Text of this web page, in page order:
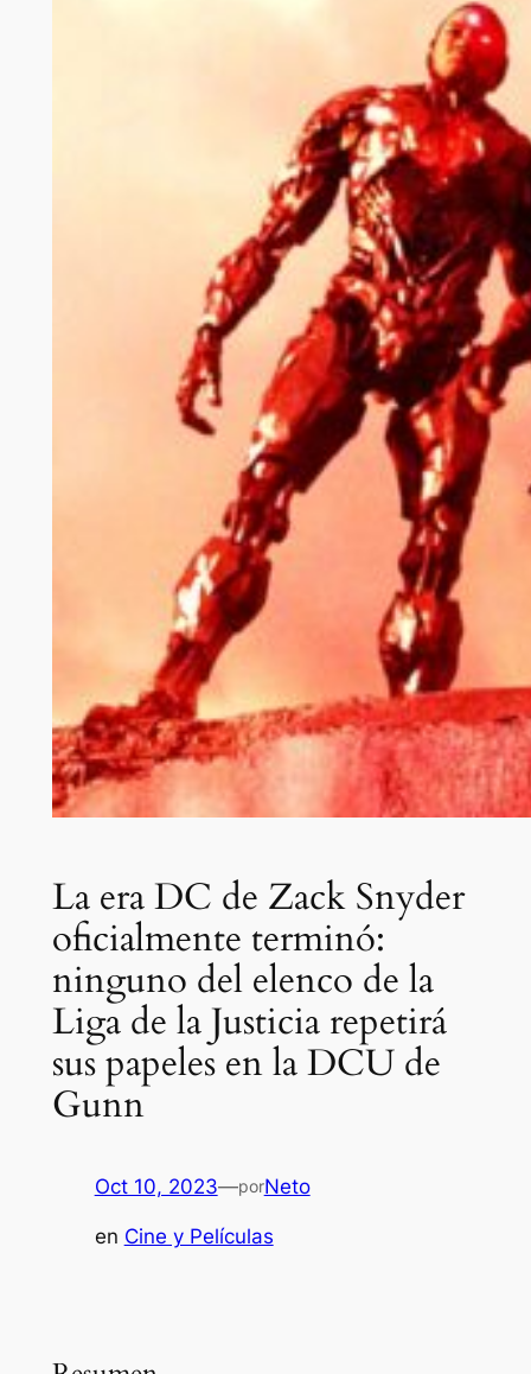
La era DC de Zack Snyder
oficialmente terminó:
ninguno del elenco de la
Liga de la Justicia repetirá
sus papeles en la DCU de
Gunn
Oct 10, 2023—porNeto
en Cine y Películas